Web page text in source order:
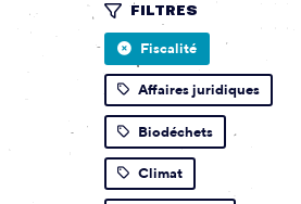
FILTRES
Fiscalité
Affaires juridiques
Biodéchets
Climat